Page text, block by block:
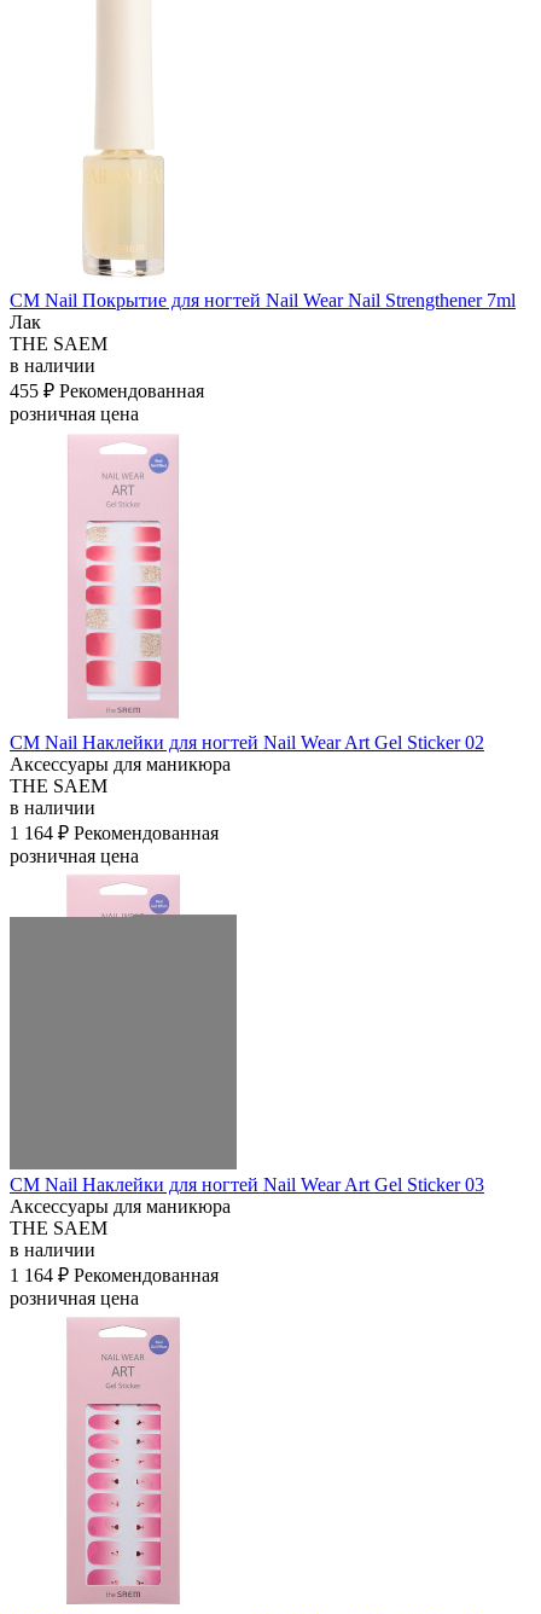
СМ Nail Покрытие для ногтей Nail Wear Nail Strengthener 7ml
Лак
THE SAEM
в наличии
455 ₽ Рекомендованная
розничная цена
СМ Nail Наклейки для ногтей Nail Wear Art Gel Sticker 02
Аксессуары для маникюра
THE SAEM
в наличии
1 164 ₽ Рекомендованная
розничная цена
СМ Nail Наклейки для ногтей Nail Wear Art Gel Sticker 03
Аксессуары для маникюра
THE SAEM
в наличии
1 164 ₽ Рекомендованная
розничная цена